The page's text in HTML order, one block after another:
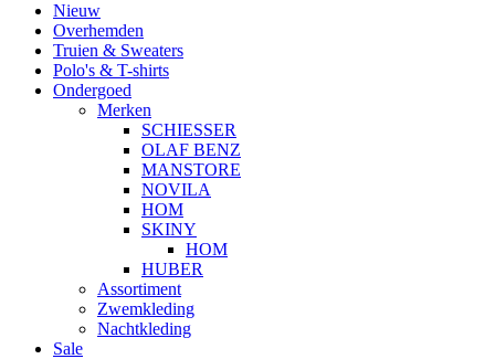
Nieuw
Overhemden
Truien & Sweaters
Polo's & T-shirts
Ondergoed
Merken
SCHIESSER
OLAF BENZ
MANSTORE
NOVILA
HOM
SKINY
HOM
HUBER
Assortiment
Zwemkleding
Nachtkleding
Sale